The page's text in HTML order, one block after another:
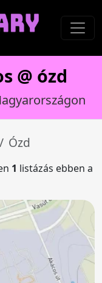
@ ózd
Ózd
1 listázás ebben a